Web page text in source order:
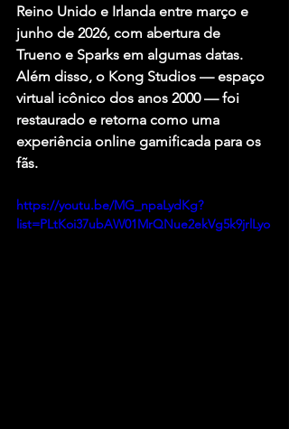
Reino Unido e Irlanda entre março e
junho de 2026, com abertura de
Trueno e Sparks em algumas datas.
Além disso, o Kong Studios — espaço
virtual icônico dos anos 2000 — foi
restaurado e retorna como uma
experiência online gamificada para os
fãs.
https://youtu.be/MG_npaLydKg?
list=PLtKoi37ubAW01MrQNue2ekVg5k9jrlLyo